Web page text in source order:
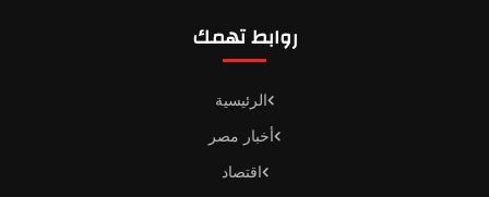
روابط تهمك
الرئيسية
أخبار مصر
اقتصاد